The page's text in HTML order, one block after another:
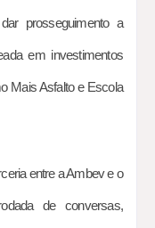
prosseguimento a
em investimentos
Mais Asfalto e Escola
entre a Ambev e o
de conversas,